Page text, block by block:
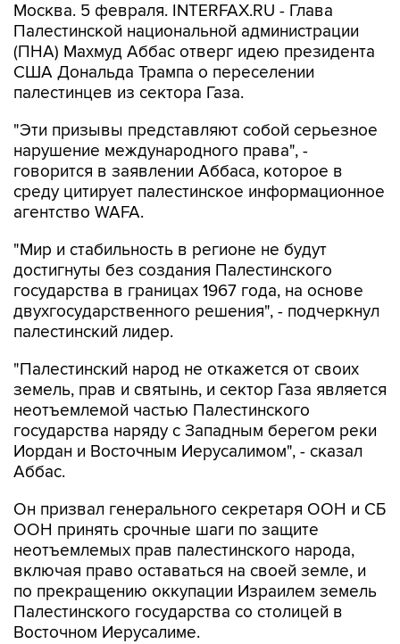
Москва. 5 февраля. INTERFAX.RU - Глава
Палестинской национальной администрации
(ПНА) Махмуд Аббас отверг идею президента
США Дональда Трампа о переселении
палестинцев из сектора Газа.
"Эти призывы представляют собой серьезное
нарушение международного права", -
говорится в заявлении Аббаса, которое в
среду цитирует палестинское информационное
агентство WAFA.
"Мир и стабильность в регионе не будут
достигнуты без создания Палестинского
государства в границах 1967 года, на основе
двухгосударственного решения", - подчеркнул
палестинский лидер.
"Палестинский народ не откажется от своих
земель, прав и святынь, и сектор Газа является
неотъемлемой частью Палестинского
государства наряду с Западным берегом реки
Иордан и Восточным Иерусалимом", - сказал
Аббас.
Он призвал генерального секретаря ООН и СБ
ООН принять срочные шаги по защите
неотъемлемых прав палестинского народа,
включая право оставаться на своей земле, и
по прекращению оккупации Израилем земель
Палестинского государства со столицей в
Восточном Иерусалиме.